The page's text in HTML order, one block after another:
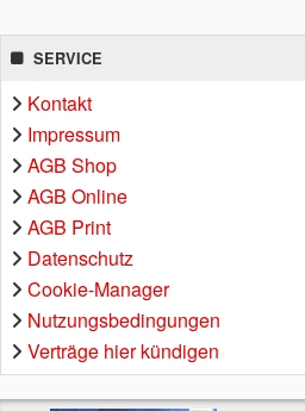
SERVICE
Kontakt
Impressum
AGB Shop
AGB Online
AGB Print
Datenschutz
Cookie-Manager
Nutzungsbedingungen
Verträge hier kündigen